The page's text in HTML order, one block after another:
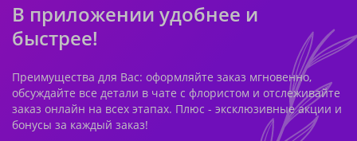
В приложении удобнее и
быстрее!
Преимущества для Вас: оформляйте заказ мгновенно,
обсуждайте все детали в чате с флористом и отслеживайте
заказ онлайн на всех этапах. Плюс - эксклюзивные акции и
бонусы за каждый заказ!